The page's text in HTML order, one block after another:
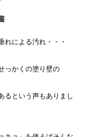
れによる汚れ・・・
っかくの塗り壁の
るという声もありまし